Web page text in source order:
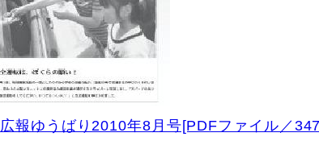
広報ゆうばり2010年8月号[PDFファイル／